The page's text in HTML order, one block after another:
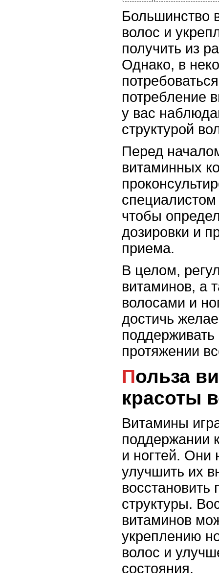
Большинство
волос и
получить из
Однако, в
потребление
у вас
структурой
Перед
витаминных
чтобы
дозировки и
приема.
В целом,
витаминов, а
волосами и
достичь
протяжении
Польза витаминов для
красоты
Витамины
поддержании
и ногтей. Они
улучшить их
структуры.
витаминов
укреплению
волос и
состояния.